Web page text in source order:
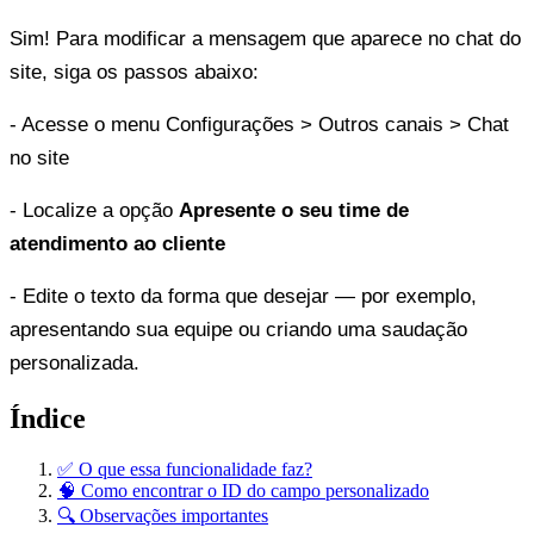
Sim! Para modificar a mensagem que aparece no chat do
site, siga os passos abaixo:
- Acesse o menu Configurações > Outros canais > Chat
no site
- Localize a opção Apresente o seu time de
atendimento ao cliente
- Edite o texto da forma que desejar — por exemplo,
apresentando sua equipe ou criando uma saudação
personalizada.
Índice
✅ O que essa funcionalidade faz?
🧠 Como encontrar o ID do campo personalizado
🔍 Observações importantes